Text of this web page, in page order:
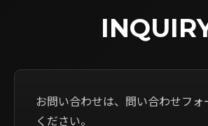
お問い合わせは、問い合わせフォ
ください。